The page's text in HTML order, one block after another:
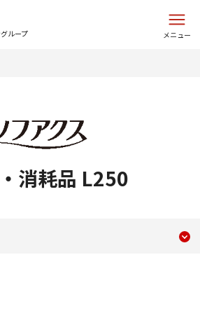
ループ メニュー
消耗品 L250
オプション・消耗品 L250